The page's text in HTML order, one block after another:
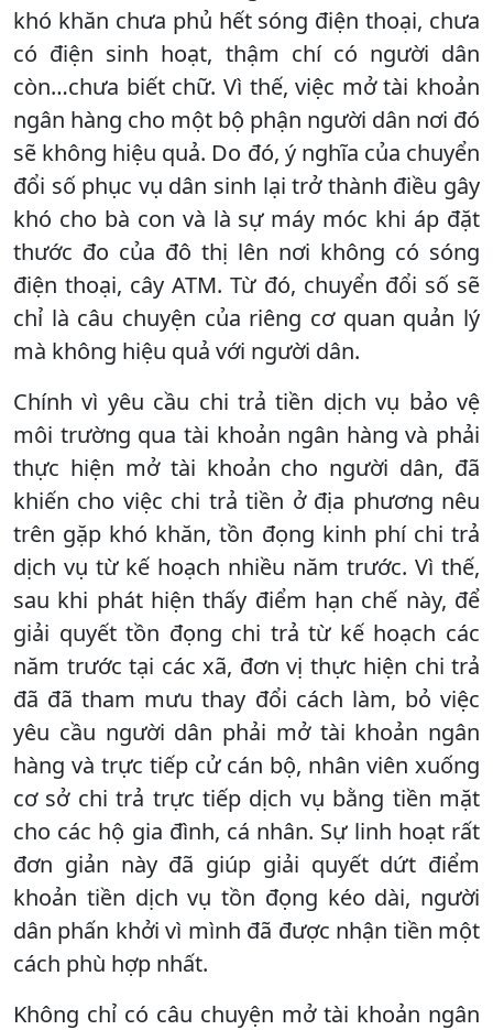
khó khăn chưa phủ hết sóng điện thoại, chưa
có điện sinh hoạt, thậm chí có người dân
còn…chưa biết chữ. Vì thế, việc mở tài khoản
ngân hàng cho một bộ phận người dân nơi đó
sẽ không hiệu quả. Do đó, ý nghĩa của chuyển
đổi số phục vụ dân sinh lại trở thành điều gây
khó cho bà con và là sự máy móc khi áp đặt
thước đo của đô thị lên nơi không có sóng
điện thoại, cây ATM. Từ đó, chuyển đổi số sẽ
chỉ là câu chuyện của riêng cơ quan quản lý
mà không hiệu quả với người dân.
Chính vì yêu cầu chi trả tiền dịch vụ bảo vệ
môi trường qua tài khoản ngân hàng và phải
thực hiện mở tài khoản cho người dân, đã
khiến cho việc chi trả tiền ở địa phương nêu
trên gặp khó khăn, tồn đọng kinh phí chi trả
dịch vụ từ kế hoạch nhiều năm trước. Vì thế,
sau khi phát hiện thấy điểm hạn chế này, để
giải quyết tồn đọng chi trả từ kế hoạch các
năm trước tại các xã, đơn vị thực hiện chi trả
đã đã tham mưu thay đổi cách làm, bỏ việc
yêu cầu người dân phải mở tài khoản ngân
hàng và trực tiếp cử cán bộ, nhân viên xuống
cơ sở chi trả trực tiếp dịch vụ bằng tiền mặt
cho các hộ gia đình, cá nhân. Sự linh hoạt rất
đơn giản này đã giúp giải quyết dứt điểm
khoản tiền dịch vụ tồn đọng kéo dài, người
dân phấn khởi vì mình đã được nhận tiền một
cách phù hợp nhất.
Không chỉ có câu chuyện mở tài khoản ngân